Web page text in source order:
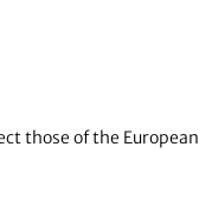
those of the European